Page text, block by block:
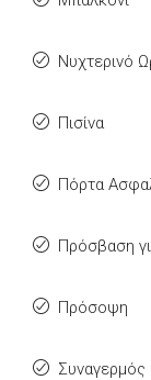
Νυχτερινό
Πισίνα
Πόρτα
Πρόσβαση
Πρόσοψη
Συναγερμός